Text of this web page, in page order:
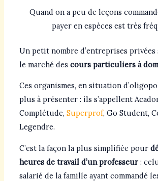
Quand on a peu de leçons
payer en espèces est très
Un petit nombre d’entreprises privées
le marché des cours particuliers à
Ces organismes, en situation
plus à présenter : ils s’appellent
Complétude, Superprof, Go Student,
Legendre.
C’est la façon la plus simplifiée pour
heures de travail d’un professeur:
salarié de la famille ayant commandé